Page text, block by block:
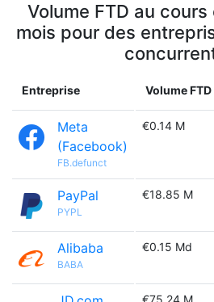
Volume FTD au
mois pour des
Entreprise Volume
Meta
(Facebook)
FB.defunct
€0.14 M
PayPal
PYPL
€18.85 M
Alibaba
BABA
€0.15 Md
€75.24 M